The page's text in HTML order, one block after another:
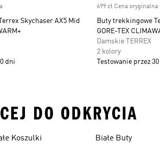
Skychaser AX5 Mid
dni
699 zł Cena oryginalna
Buty trekkingowe
GORE-TEX
Damskie TERREX
2 kolory
Testowanie przez
DO ODKRYCIA
Koszulki Białe Buty